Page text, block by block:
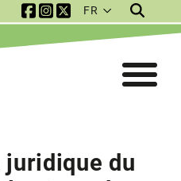
Navigation
FR
juridique du